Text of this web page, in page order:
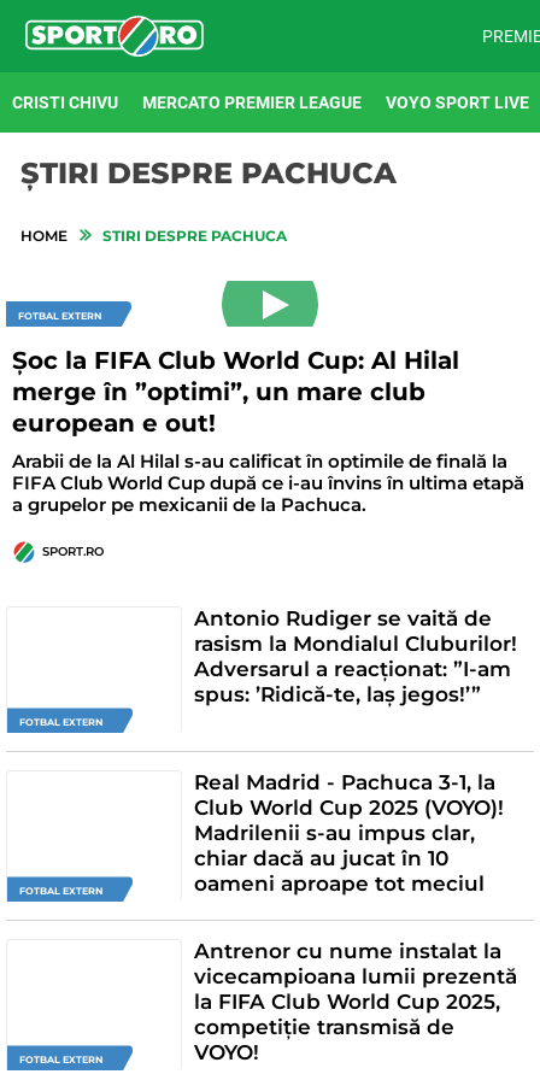
CRISTI CHIVU MERCATO PREMIER LEAGUE VOYO SPORT LIVE
ȘTIRI DESPRE PACHUCA
HOME STIRI DESPRE PACHUCA
FOTBAL EXTERN
Șoc la FIFA Club World Cup: Al Hilal
merge în ”optimi”, un mare club
european e out!
Arabii de la Al Hilal s-au calificat în optimile de finală la
FIFA Club World Cup după ce i-au învins în ultima etapă
a grupelor pe mexicanii de la Pachuca.
SPORT.RO
FOTBAL EXTERN
Antonio Rudiger se vaită de
rasism la Mondialul Cluburilor!
Adversarul a reacționat: ”I-am
spus: ’Ridică-te, laș jegos!’”
FOTBAL EXTERN
Real Madrid - Pachuca 3-1, la
Club World Cup 2025 (VOYO)!
Madrilenii s-au impus clar,
chiar dacă au jucat în 10
oameni aproape tot meciul
FOTBAL EXTERN
Antrenor cu nume instalat la
vicecampioana lumii prezentă
la FIFA Club World Cup 2025,
competiție transmisă de
VOYO!